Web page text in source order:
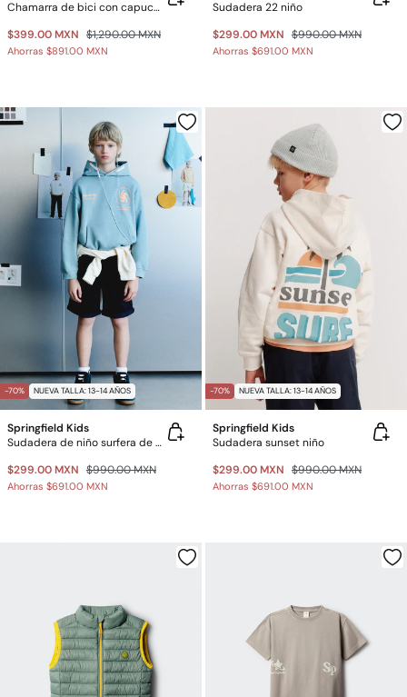
Chamarra de bici con capucha para niño
$399.00 MXN $1,290.00 MXN
Ahorras $891.00 MXN
Sudadera 22 niño
$299.00 MXN $990.00 MXN
Ahorras $691.00 MXN
-70% NUEVA TALLA: 13-14 AÑOS
Springfield Kids
Sudadera de niño surfera de vacaciones
$299.00 MXN $990.00 MXN
Ahorras $691.00 MXN
-70% NUEVA TALLA: 13-14 AÑOS
Springfield Kids
Sudadera sunset niño
$299.00 MXN $990.00 MXN
Ahorras $691.00 MXN